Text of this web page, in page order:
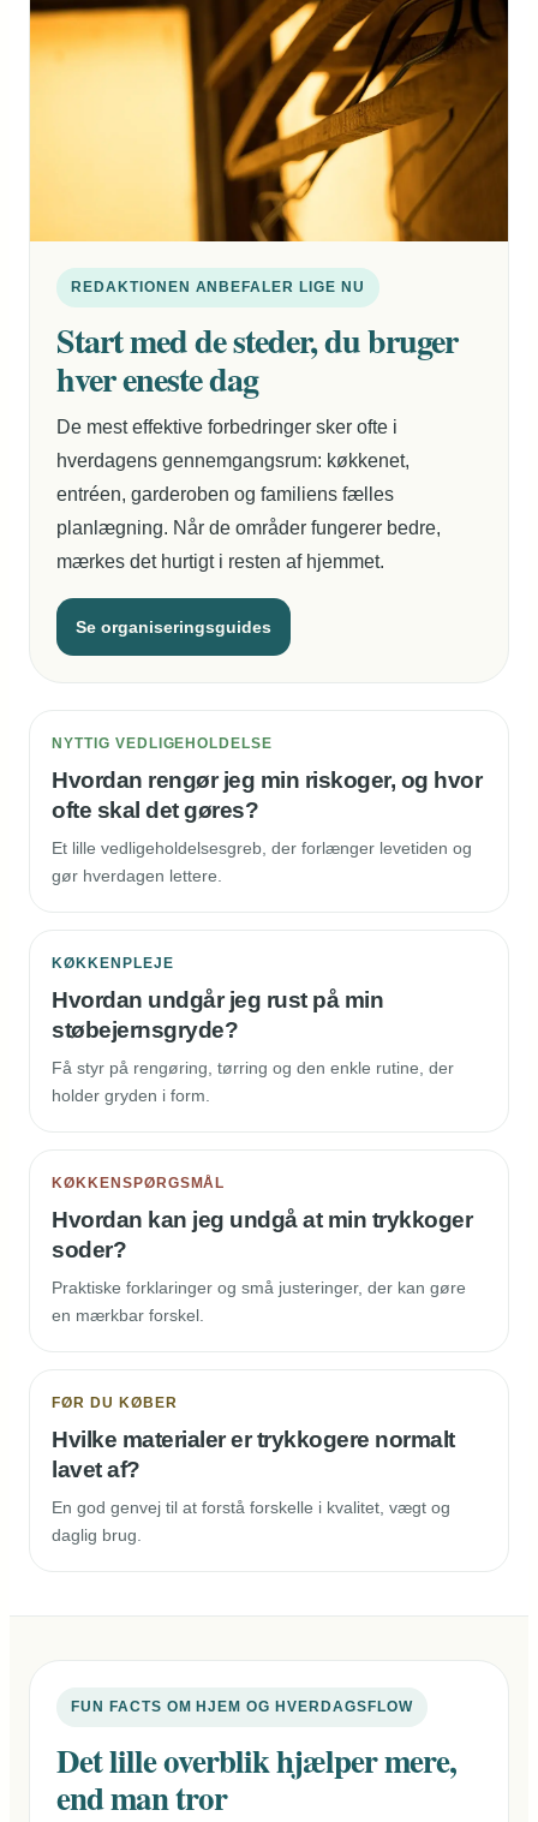
REDAKTIONEN ANBEFALER LIGE NU
Start med de steder, du bruger
hver eneste dag
De mest effektive forbedringer sker ofte i
hverdagens gennemgangsrum: køkkenet,
entréen, garderoben og familiens fælles
planlægning. Når de områder fungerer bedre,
mærkes det hurtigt i resten af hjemmet.
Se organiseringsguides
NYTTIG VEDLIGEHOLDELSE
Hvordan rengør jeg min riskoger, og hvor
ofte skal det gøres?
Et lille vedligeholdelsesgreb, der forlænger levetiden og
gør hverdagen lettere.
KØKKENPLEJE
Hvordan undgår jeg rust på min
støbejernsgryde?
Få styr på rengøring, tørring og den enkle rutine, der
holder gryden i form.
KØKKENSPØRGSMÅL
Hvordan kan jeg undgå at min trykkoger
soder?
Praktiske forklaringer og små justeringer, der kan gøre
en mærkbar forskel.
FØR DU KØBER
Hvilke materialer er trykkogere normalt
lavet af?
En god genvej til at forstå forskelle i kvalitet, vægt og
daglig brug.
FUN FACTS OM HJEM OG HVERDAGSFLOW
Det lille overblik hjælper mere,
end man tror